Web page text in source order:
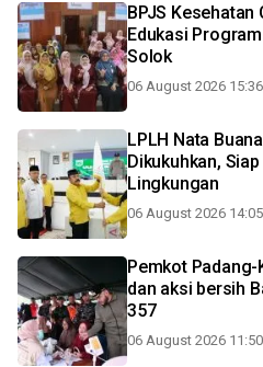
BPJS
Edukasi
Solok
06 August 2026
LPLH Nata
Dikukuhkan,
Lingkungan
06 August 2026
Pemkot
dan aksi bersih
357
06 August 2026